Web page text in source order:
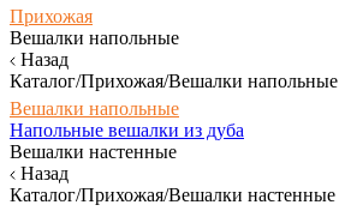
Прихожая
Вешалки напольные
Назад
Каталог/Прихожая/Вешалки напольные
Вешалки напольные
Напольные вешалки из дуба
Вешалки настенные
Назад
Каталог/Прихожая/Вешалки настенные